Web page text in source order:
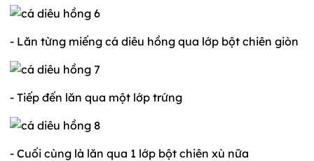
- Lăn từng miếng cá diêu hồng qua lớp bột chiên giòn
- Tiếp đến lăn qua một lớp trứng
- Cuối cùng là lăn qua 1 lớp bột chiên xù nữa